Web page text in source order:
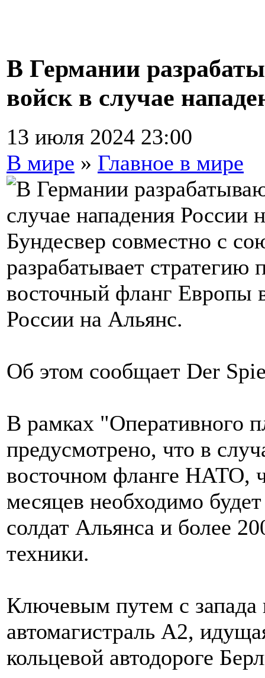
В Германии
войск в случае
13 июля 2024 23:00
В мире » Главное в мире
Бундесвер совместно с
разрабатывает стратегию
восточный фланг Европы
России на Альянс.
Об этом сообщает Der
В рамках "Оперативного
предусмотрено, что в
восточном фланге НАТО,
месяцев необходимо
солдат Альянса и более
техники.
Ключевым путем с запада
автомагистраль А2,
кольцевой автодороге